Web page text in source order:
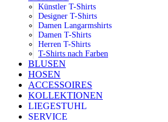
Künstler T-Shirts
Designer T-Shirts
Damen Langarmshirts
Damen T-Shirts
Herren T-Shirts
T-Shirts nach Farben
BLUSEN
HOSEN
ACCESSOIRES
KOLLEKTIONEN
LIEGESTUHL
SERVICE